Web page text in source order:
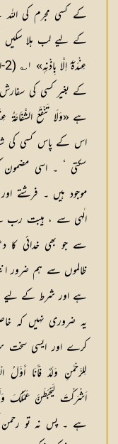
کے کسی مجرم کی
کے لیے لب ہلا سکیں
کے بغیر کسی کی
اس کے پاس کسی کی
سکتی ‘ ۔ اسی
موجود ہیں ۔
الٰہی سے ، ہیبت رب
سے جو بھی خدائی
ظالموں سے ہم ضرور
ہے اور شرط کے لیے
یہ ضروری نہیں کہ
کرے اور ایسی سخت
ہے ۔ پس نہ تو رحمن